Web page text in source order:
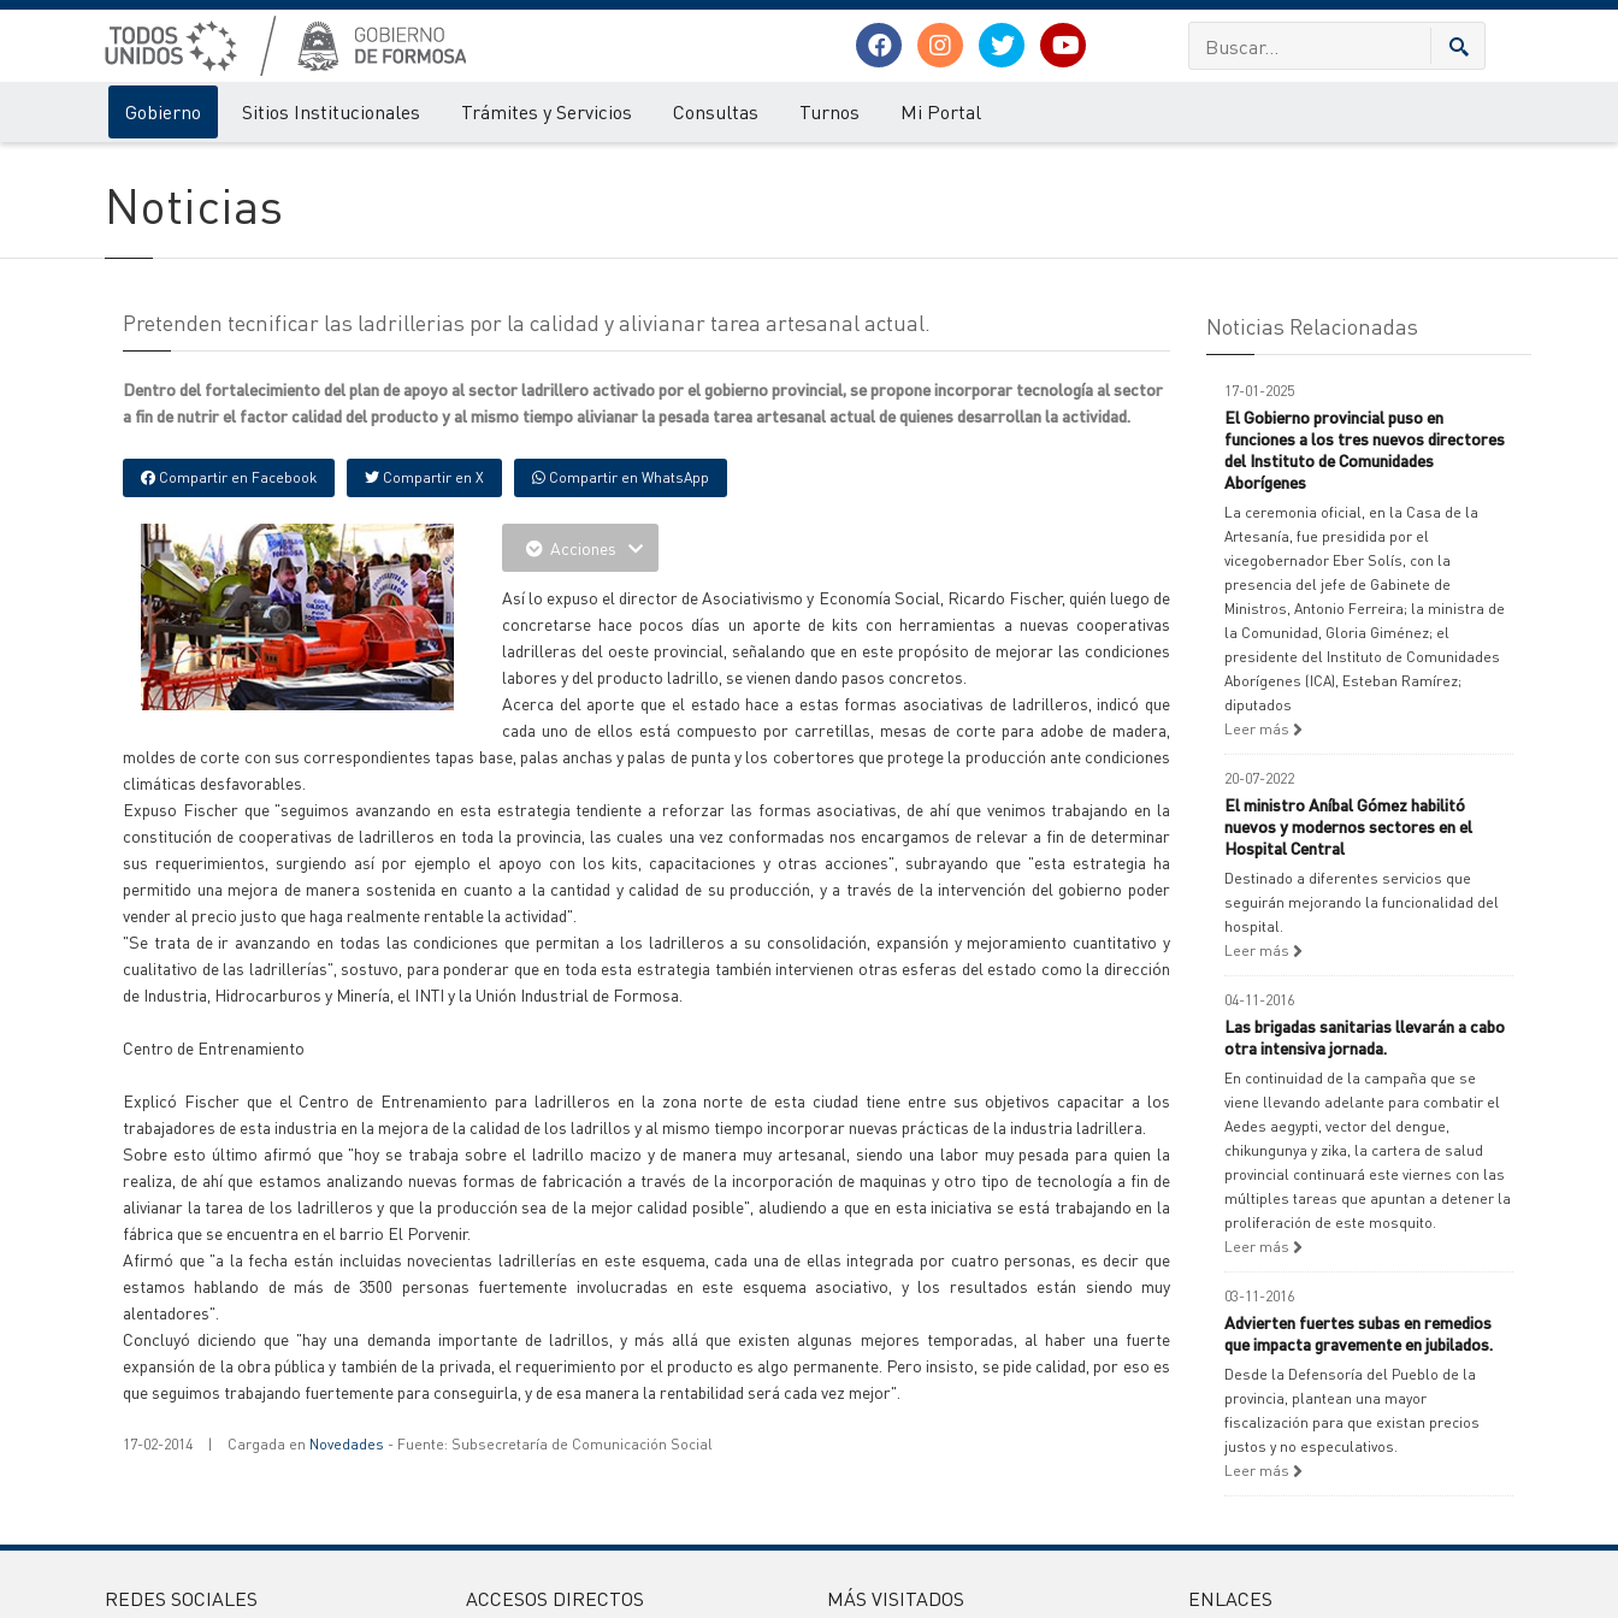
Gobierno Sitios Institucionales Trámites y Servicios Consultas Turnos Mi Portal
Noticias
Pretenden tecnificar las ladrillerias por la calidad y alivianar tarea artesanal actual.
Dentro del fortalecimiento del plan de apoyo al sector ladrillero activado por el gobierno provincial, se propone incorporar tecnología al sector
a fin de nutrir el factor calidad del producto y al mismo tiempo alivianar la pesada tarea artesanal actual de quienes desarrollan la actividad.
Compartir en Facebook Compartir en X Compartir en WhatsApp
Acciones
Así lo expuso el director de Asociativismo y Economía Social, Ricardo Fischer, quién luego de
concretarse hace pocos días un aporte de kits con herramientas a nuevas cooperativas
ladrilleras del oeste provincial, señalando que en este propósito de mejorar las condiciones
labores y del producto ladrillo, se vienen dando pasos concretos.
Acerca del aporte que el estado hace a estas formas asociativas de ladrilleros, indicó que
cada uno de ellos está compuesto por carretillas, mesas de corte para adobe de madera,
moldes de corte con sus correspondientes tapas base, palas anchas y palas de punta y los cobertores que protege la producción ante condiciones
climáticas desfavorables.
Expuso Fischer que "seguimos avanzando en esta estrategia tendiente a reforzar las formas asociativas, de ahí que venimos trabajando en la
constitución de cooperativas de ladrilleros en toda la provincia, las cuales una vez conformadas nos encargamos de relevar a fin de determinar
sus requerimientos, surgiendo así por ejemplo el apoyo con los kits, capacitaciones y otras acciones", subrayando que "esta estrategia ha
permitido una mejora de manera sostenida en cuanto a la cantidad y calidad de su producción, y a través de la intervención del gobierno poder
vender al precio justo que haga realmente rentable la actividad".
"Se trata de ir avanzando en todas las condiciones que permitan a los ladrilleros a su consolidación, expansión y mejoramiento cuantitativo y
cualitativo de las ladrillerías", sostuvo, para ponderar que en toda esta estrategia también intervienen otras esferas del estado como la dirección
de Industria, Hidrocarburos y Minería, el INTI y la Unión Industrial de Formosa.
Centro de Entrenamiento
Explicó Fischer que el Centro de Entrenamiento para ladrilleros en la zona norte de esta ciudad tiene entre sus objetivos capacitar a los
trabajadores de esta industria en la mejora de la calidad de los ladrillos y al mismo tiempo incorporar nuevas prácticas de la industria ladrillera.
Sobre esto último afirmó que "hoy se trabaja sobre el ladrillo macizo y de manera muy artesanal, siendo una labor muy pesada para quien la
realiza, de ahí que estamos analizando nuevas formas de fabricación a través de la incorporación de maquinas y otro tipo de tecnología a fin de
alivianar la tarea de los ladrilleros y que la producción sea de la mejor calidad posible", aludiendo a que en esta iniciativa se está trabajando en la
fábrica que se encuentra en el barrio El Porvenir.
Afirmó que "a la fecha están incluidas novecientas ladrillerías en este esquema, cada una de ellas integrada por cuatro personas, es decir que
estamos hablando de más de 3500 personas fuertemente involucradas en este esquema asociativo, y los resultados están siendo muy
alentadores".
Concluyó diciendo que "hay una demanda importante de ladrillos, y más allá que existen algunas mejores temporadas, al haber una fuerte
expansión de la obra pública y también de la privada, el requerimiento por el producto es algo permanente. Pero insisto, se pide calidad, por eso es
que seguimos trabajando fuertemente para conseguirla, y de esa manera la rentabilidad será cada vez mejor".
17-02-2014 | Cargada en Novedades - Fuente: Subsecretaría de Comunicación Social
Noticias Relacionadas
17-01-2025
El Gobierno provincial puso en
funciones a los tres nuevos directores
del Instituto de Comunidades
Aborígenes
La ceremonia oficial, en la Casa de la
Artesanía, fue presidida por el
vicegobernador Eber Solís, con la
presencia del jefe de Gabinete de
Ministros, Antonio Ferreira; la ministra de
la Comunidad, Gloria Giménez; el
presidente del Instituto de Comunidades
Aborígenes (ICA), Esteban Ramírez;
diputados
Leer más
20-07-2022
El ministro Aníbal Gómez habilitó
nuevos y modernos sectores en el
Hospital Central
Destinado a diferentes servicios que
seguirán mejorando la funcionalidad del
hospital.
Leer más
04-11-2016
Las brigadas sanitarias llevarán a cabo
otra intensiva jornada.
En continuidad de la campaña que se
viene llevando adelante para combatir el
Aedes aegypti, vector del dengue,
chikungunya y zika, la cartera de salud
provincial continuará este viernes con las
múltiples tareas que apuntan a detener la
proliferación de este mosquito.
Leer más
03-11-2016
Advierten fuertes subas en remedios
que impacta gravemente en jubilados.
Desde la Defensoría del Pueblo de la
provincia, plantean una mayor
fiscalización para que existan precios
justos y no especulativos.
Leer más
REDES SOCIALES ACCESOS DIRECTOS MÁS VISITADOS ENLACES